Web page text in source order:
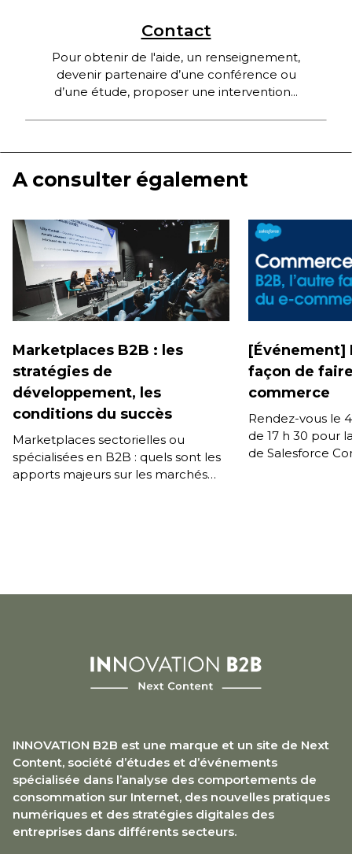
Contact
Pour obtenir de l'aide, un renseignement,
devenir partenaire d’une conférence ou
d’une étude, proposer une intervention...
A consulter également
Marketplaces B2B : les
stratégies de
développement, les
conditions du succès
Marketplaces sectorielles ou
spécialisées en B2B : quels sont les
apports majeurs sur les marchés
[Événement]
façon de
commerce
Rendez-vous le
de 17 h 30 pour
de Salesforce
INNOVATION B2B est une marque et un site de Next
Content, société d’études et d’événements
spécialisée dans l’analyse des comportements de
consommation sur Internet, des nouvelles pratiques
numériques et des stratégies digitales des
entreprises dans différents secteurs.